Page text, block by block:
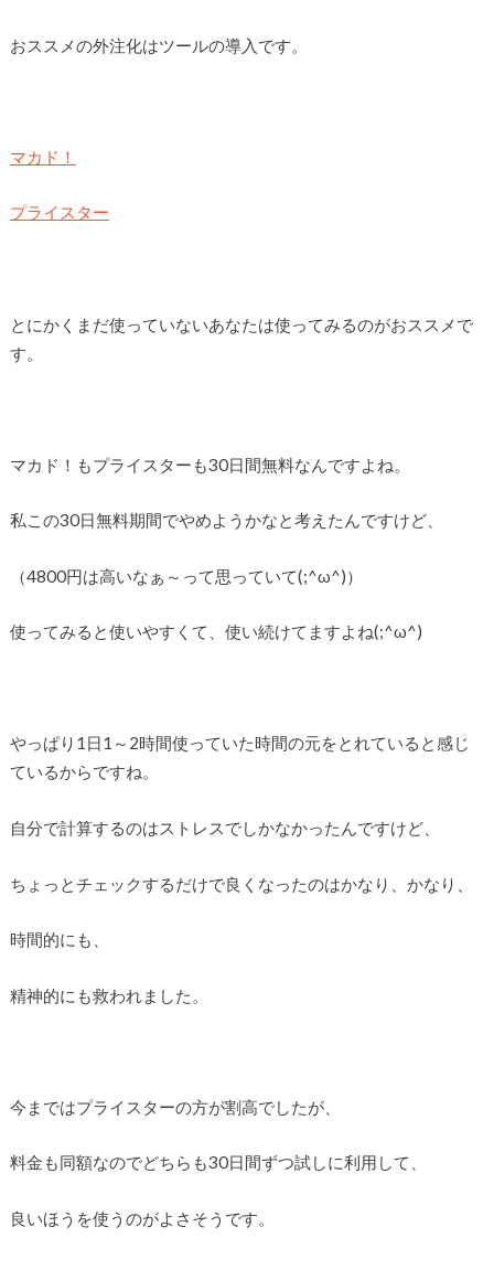
おススメの外注化はツールの導入です。
マカド！
プライスター
とにかくまだ使っていないあなたは使ってみるのがおススメで
す。
マカド！もプライスターも30日間無料なんですよね。
私この30日無料期間でやめようかなと考えたんですけど、
（4800円は高いなぁ～って思っていて(;^ω^)）
使ってみると使いやすくて、使い続けてますよね(;^ω^)
やっぱり1日1～2時間使っていた時間の元をとれていると感じ
ているからですね。
自分で計算するのはストレスでしかなかったんですけど、
ちょっとチェックするだけで良くなったのはかなり、かなり、
時間的にも、
精神的にも救われました。
今まではプライスターの方が割高でしたが、
料金も同額なのでどちらも30日間ずつ試しに利用して、
良いほうを使うのがよさそうです。